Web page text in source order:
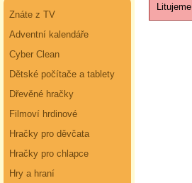
Znáte z TV
Adventní kalendáře
Cyber Clean
Dětské počítače a tablety
Dřevěné hračky
Filmoví hrdinové
Hračky pro děvčata
Hračky pro chlapce
Hry a hraní